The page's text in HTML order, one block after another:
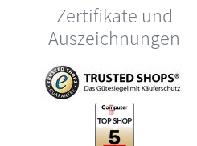
Zertifikate und
Auszeichnungen